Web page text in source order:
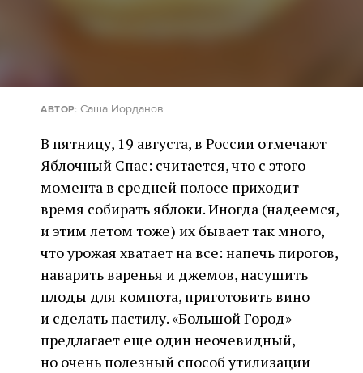
В пятницу, 19 августа, в России отмечают
Яблочный Спас: считается, что с этого
момента в средней полосе приходит
время собирать яблоки. Иногда (надеемся,
и этим летом тоже) их бывает так много,
что урожая хватает на все: напечь пирогов,
наварить варенья и джемов, насушить
плоды для компота, приготовить вино
и сделать пастилу. «Большой Город»
предлагает еще один неочевидный,
но очень полезный способ утилизации
АВТОР: Саша Иорданов